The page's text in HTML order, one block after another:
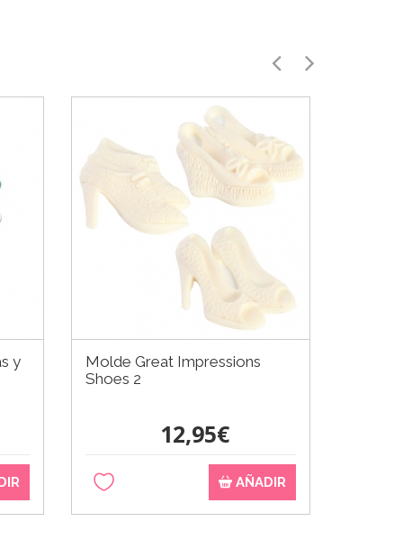
y
Molde Great Impressions
Shoes 2
12,95€
AÑADIR